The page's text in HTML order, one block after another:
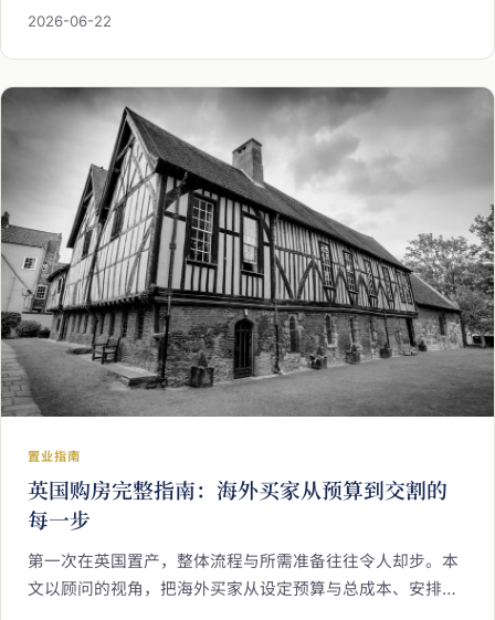
本一并纳入规划，让这份家庭支持行稳致远。
2026-06-22
置业指南
英国购房完整指南：海外买家从预算到交割的
每一步
第一次在英国置产，整体流程与所需准备往往令人却步。本
文以顾问的视角，把海外买家从设定预算与总成本、安排融